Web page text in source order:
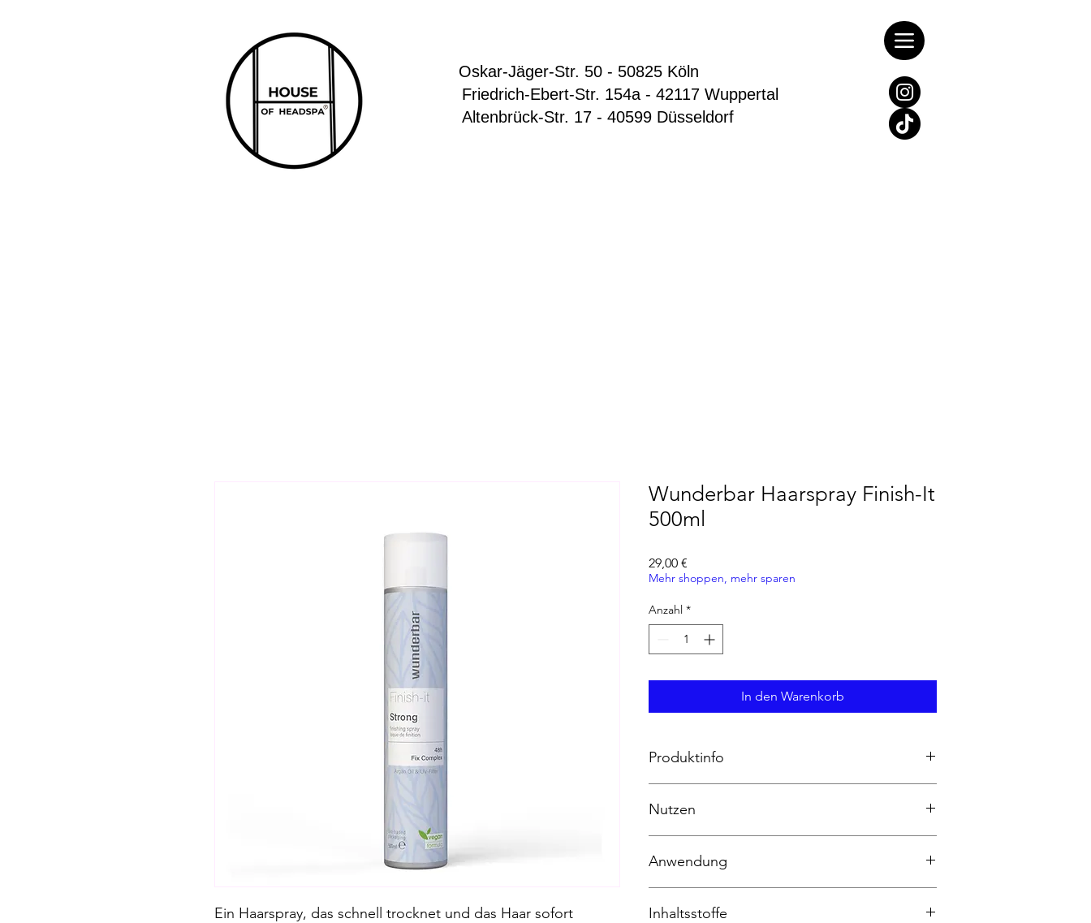
Oskar-Jäger-Str. 50 - 50825 Köln
Friedrich-Ebert-Str. 154a - 42117 Wuppertal
Altenbrück-Str. 17 - 40599 Düsseldorf
Ein Haarspray, das schnell trocknet und das Haar sofort
Wunderbar Haarspray Finish-It
500ml
29,00 €
Mehr shoppen, mehr sparen
Anzahl *
In den Warenkorb
Produktinfo
Complex, ein einzigartiger Komplex mit
reaktiviert werden. Dadurch können Sie die
enthalten effiziente Sonnenschutzfilter, die das Haar
Nutzen
ermöglicht das Umstyling der Haare
Anwendung
Inhaltsstoffe